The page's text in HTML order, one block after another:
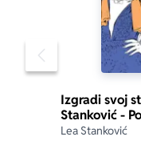
Pomeranje
Izgradi svoj
Stanković -
Lea Stanković